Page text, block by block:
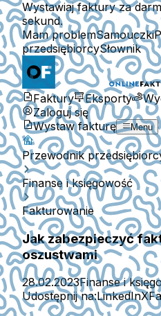
Wystawiaj faktury za
sekund.
Mam problemSamouczki
przedsiębiorcySłownik
Faktury Eksporty
Zaloguj się
Wystaw fakturę
Menu
Przewodnik
Finanse i księgowość
Fakturowanie
Jak zabezpieczyć
oszustwami
28.02.2023Finanse i
Udostępnij na:LinkedInX